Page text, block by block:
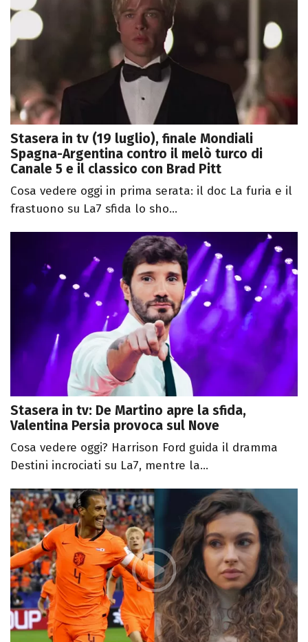
Stasera in tv (19 luglio), finale Mondiali
Spagna-Argentina contro il melò turco di
Canale 5 e il classico con Brad Pitt
Cosa vedere oggi in prima serata: il doc La furia e il
frastuono su La7 sfida lo sho...
Stasera in tv: De Martino apre la sfida,
Valentina Persia provoca sul Nove
Cosa vedere oggi? Harrison Ford guida il dramma
Destini incrociati su La7, mentre la...